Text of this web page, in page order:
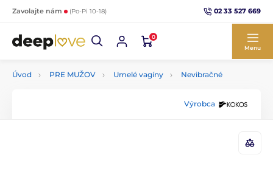
Zavolajte nám (Po-Pi 10-18) 02 33 527 669
0
Menu
Úvod PRE MUŽOV Umelé vagíny Nevibračné
Výrobca